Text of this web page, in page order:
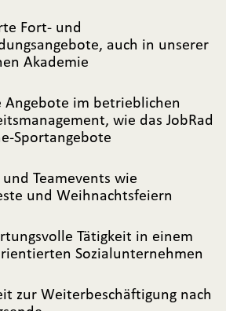
Fort- und
auch in unserer
Akademie
Angebote im betrieblichen
wie das JobRad
Sportangebote
und Teamevents wie
und Weihnachtsfeiern
Tätigkeit in einem
Sozialunternehmen
zur Weiterbeschäftigung nach